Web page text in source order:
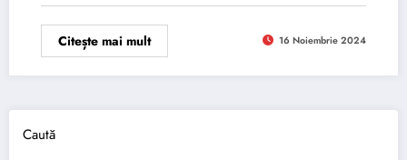
Citește mai mult 16 Noiembrie 2024
Caută